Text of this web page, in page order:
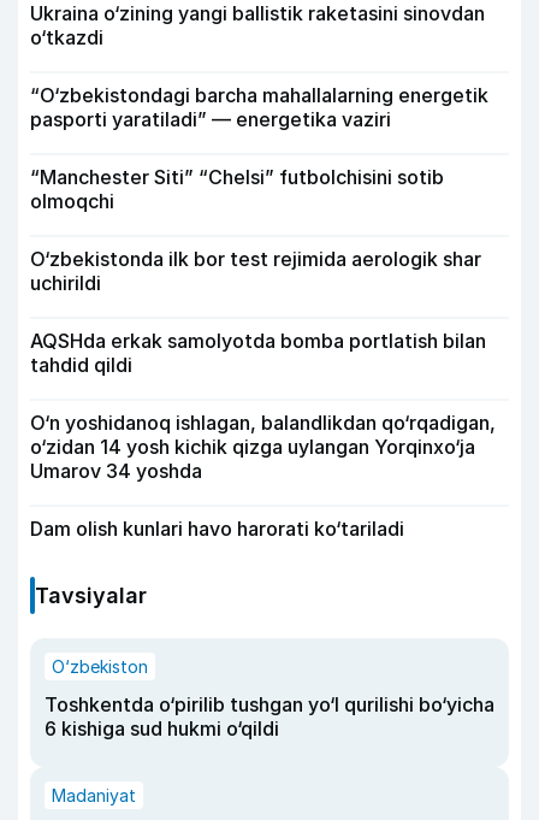
Ukraina o‘zining yangi ballistik raketasini sinovdan
o‘tkazdi
“O‘zbekistondagi barcha mahallalarning energetik
pasporti yaratiladi” — energetika vaziri
“Manchester Siti” “Chelsi” futbolchisini sotib
olmoqchi
O‘zbekistonda ilk bor test rejimida aerologik shar
uchirildi
AQSHda erkak samolyotda bomba portlatish bilan
tahdid qildi
O‘n yoshidanoq ishlagan, balandlikdan qo‘rqadigan,
o‘zidan 14 yosh kichik qizga uylangan Yorqinxo‘ja
Umarov 34 yoshda
Dam olish kunlari havo harorati ko‘tariladi
Tavsiyalar
O‘zbekiston
Toshkentda o‘pirilib tushgan yo‘l qurilishi bo‘yicha
6 kishiga sud hukmi o‘qildi
Madaniyat